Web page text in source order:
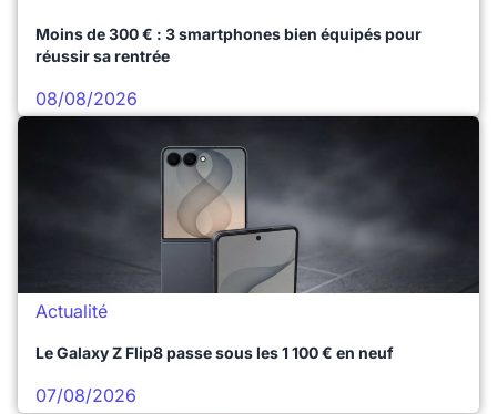
Moins de 300 € : 3 smartphones bien équipés pour
réussir sa rentrée
08/08/2026
Actualité
Le Galaxy Z Flip8 passe sous les 1 100 € en neuf
07/08/2026